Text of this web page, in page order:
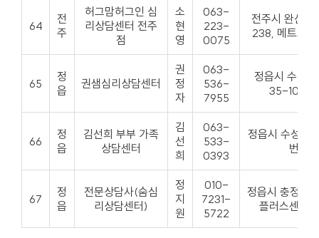
64
전
주
허그맘허그인 심
리상담센터 전주
점
소
현
영
063-
223-
0075
전주시 완산구
238, 메트로
65
정
읍
권샘심리상담센터
권
정
자
063-
536-
7955
정읍시 수성
35-10,
66
정
읍
김선희 부부 가족
상담센터
김
선
희
063-
533-
0393
정읍시 수성5
번지
67
정
읍
전문상담사(숨심
리상담센터)
정
지
원
010-
7231-
5722
정읍시 충정로
플러스센터